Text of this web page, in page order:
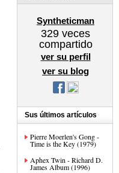
Syntheticman
329 veces
compartido
ver su perfil
ver su blog
Sus últimos artículos
Pierre Moerlen's Gong -
Time is the Key (1979)
Aphex Twin - Richard D.
James Album (1996)